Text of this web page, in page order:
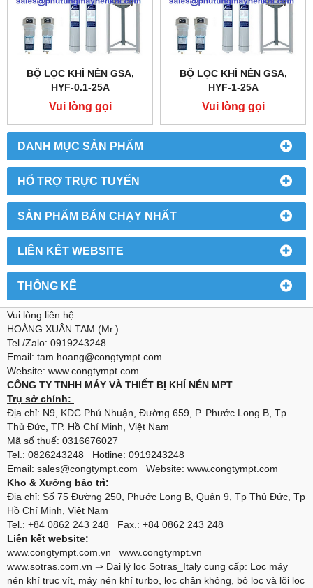
DANH MỤC SẢN PHẨM
HỔ TRỢ TRỰC TUYẾN
SẢN PHẨM BÁN CHẠY NHẤT
LIÊN KẾT WEBSITE
THỐNG KÊ
BỘ LỌC KHÍ NÉN GSA,
HYF-0.1-25A
Vui lòng gọi
BỘ LỌC KHÍ NÉN GSA,
HYF-1-25A
Vui lòng gọi
Vui lòng liên hệ:
HOÀNG XUÂN TAM (Mr.)
Tel./Zalo: 0919243248
Email: tam.hoang@congtympt.com
Website: www.congtympt.com
CÔNG TY TNHH MÁY VÀ THIẾT BỊ KHÍ NÉN MPT
Trụ sở chính:
Địa chỉ: N9, KDC Phú Nhuận, Đường 659, P. Phước Long B, Tp.
Thủ Đức, TP. Hồ Chí Minh, Việt Nam
Mã số thuế: 0316676027
Tel.: 0826243248 Hotline: 0919243248
Email: sales@congtympt.com Website: www.congtympt.com
Kho & Xưởng bảo trì:
Địa chỉ: Số 75 Đường 250, Phước Long B, Quận 9, Tp Thủ Đức, Tp
Hồ Chí Minh, Việt Nam
Tel.: +84 0862 243 248 Fax.: +84 0862 243 248
Liên kết website:
www.congtympt.com.vn
www.congtympt.vn
www.sotras.com.vn ⇒ Đại lý lọc Sotras_Italy cung cấp: Lọc máy
nén khí trục vít, máy nén khí turbo, lọc chân không, bộ lọc và lõi lọc